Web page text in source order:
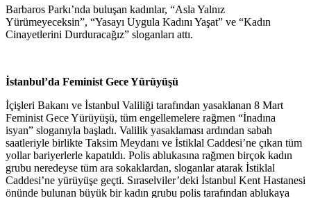
Barbaros Parkı’nda buluşan kadınlar, “Asla Yalnız
Yürümeyeceksin”, “Yasayı Uygula Kadını Yaşat” ve “Kadın
Cinayetlerini Durduracağız” sloganları attı.
İstanbul’da Feminist Gece Yürüyüşü
İçişleri Bakanı ve İstanbul Valiliği tarafından yasaklanan 8 Mart
Feminist Gece Yürüyüşü, tüm engellemelere rağmen “İnadına
isyan” sloganıyla başladı. Valilik yasaklaması ardından sabah
saatleriyle birlikte Taksim Meydanı ve İstiklal Caddesi’ne çıkan tüm
yollar bariyerlerle kapatıldı. Polis ablukasına rağmen birçok kadın
grubu neredeyse tüm ara sokaklardan, sloganlar atarak İstiklal
Caddesi’ne yürüyüşe geçti. Sıraselviler’deki İstanbul Kent Hastanesi
önünde bulunan büyük bir kadın grubu polis tarafından ablukaya